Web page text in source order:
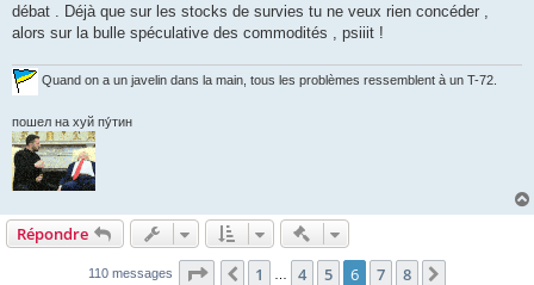
débat . Déjà que sur les stocks de survies tu ne veux rien concéder ,
alors sur la bulle spéculative des commodités , psiiit !
Quand on a un javelin dans la main, tous les problèmes ressemblent à un T-72.
пошел на хуй пу́тин
Répondre Actions rapides de
110 messages Page sur
Précédent
1 … 4 5 6 7 8